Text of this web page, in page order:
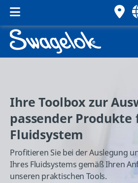
Ihre Toolbox zur
passender
Fluidsystem
Profitieren Sie bei der Auslegung
Ihres Fluidsystems gemäß Ihren
unseren praktischen Tools.